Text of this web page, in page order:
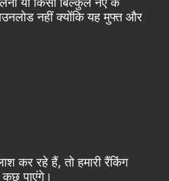
नहीं क्योंकि यह मुफ्त और
कर रहे हैं, तो हमारी रैंकिंग
पाएंगे।